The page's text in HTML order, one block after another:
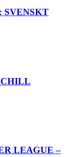
SVENSKT
LEAGUE –